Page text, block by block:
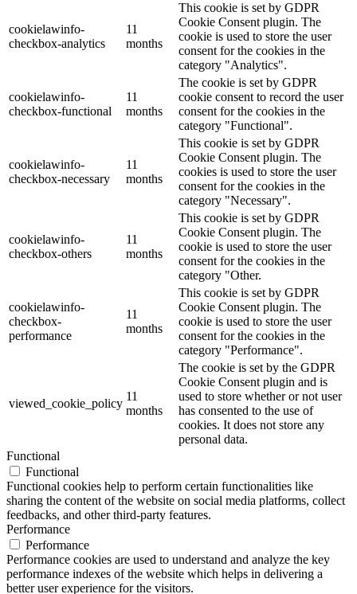
cookielawinfo-
checkbox-analytics
11
months
This cookie is set by GDPR
Cookie Consent plugin. The
cookie is used to store the user
consent for the cookies in the
category "Analytics".
cookielawinfo-
checkbox-functional
11
months
The cookie is set by GDPR
cookie consent to record the user
consent for the cookies in the
category "Functional".
cookielawinfo-
checkbox-necessary
11
months
This cookie is set by GDPR
Cookie Consent plugin. The
cookies is used to store the user
consent for the cookies in the
category "Necessary".
cookielawinfo-
checkbox-others
11
months
This cookie is set by GDPR
Cookie Consent plugin. The
cookie is used to store the user
consent for the cookies in the
category "Other.
cookielawinfo-
checkbox-
performance
11
months
This cookie is set by GDPR
Cookie Consent plugin. The
cookie is used to store the user
consent for the cookies in the
category "Performance".
viewed_cookie_policy
11
months
The cookie is set by the GDPR
Cookie Consent plugin and is
used to store whether or not user
has consented to the use of
cookies. It does not store any
personal data.
Functional
Functional
Functional cookies help to perform certain functionalities like
sharing the content of the website on social media platforms, collect
feedbacks, and other third-party features.
Performance
Performance
Performance cookies are used to understand and analyze the key
performance indexes of the website which helps in delivering a
better user experience for the visitors.